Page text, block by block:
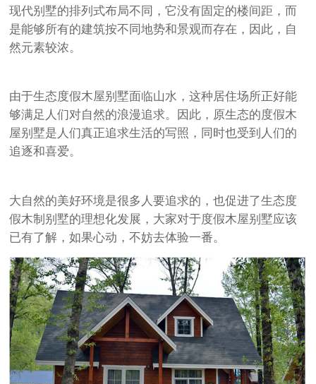
现代别墅的排列式布局不同，它没有固定的楼间距，而
是能够所有的建筑按不同地势和景观而存在，因此，自
然元素较浓。
由于生态度假木屋别墅面临山水，这种居住场所正好能
够满足人们对自然的浪漫追求。因此，原生态的度假木
屋别墅是人们真正追求生活的写照，同时也受到人们的
追逐和喜爱。
大自然的美好环境是很多人要追求的，也促进了生态度
假木制别墅的理想化发展，大家对于度假木屋别墅应该
已有了解，如果心动，不妨去体验一番。